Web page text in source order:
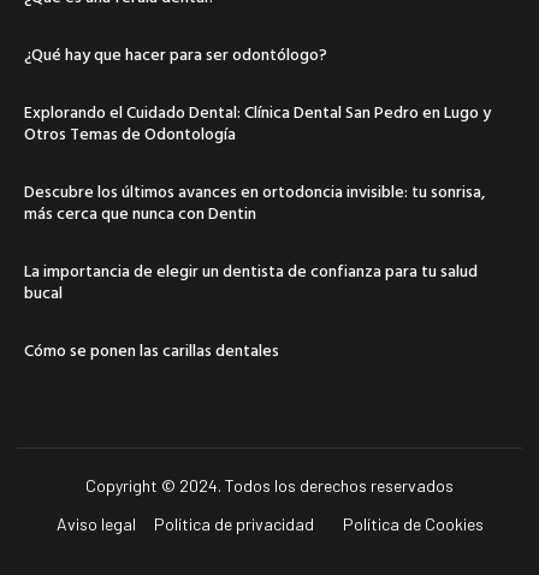
¿Qué hay que hacer para ser odontólogo?
Explorando el Cuidado Dental: Clínica Dental San Pedro en Lugo y
Otros Temas de Odontología
Descubre los últimos avances en ortodoncia invisible: tu sonrisa,
más cerca que nunca con Dentin
La importancia de elegir un dentista de confianza para tu salud
bucal
Cómo se ponen las carillas dentales
Copyright © 2024. Todos los derechos reservados
Aviso legal
Política de privacidad Política de Cookies